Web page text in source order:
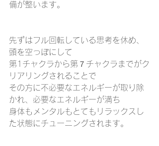
備が整います。
先ずはフル回転している思考を休め、
頭を空っぽにして
第1チャクラから第７チャクラまでがク
リアリングされることで
その方に不必要なエネルギーが取り除
かれ、必要なエネルギーが満ち
身体もメンタルもとてもリラックスし
た状態にチューニングされます。